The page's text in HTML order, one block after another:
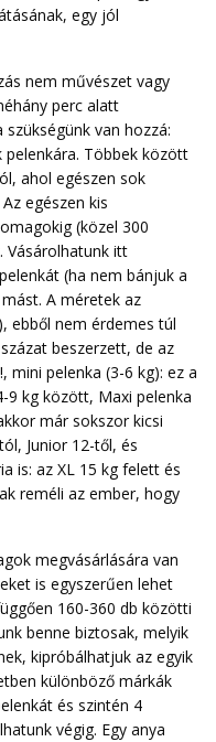
egy jól
nem művészet vagy
perc alatt
van hozzá:
Többek között
ahol egészen sok
egészen kis
(közel 300
Vásárolhatunk itt
(ha nem bánjuk a
A méretek az
ebből nem érdemes túl
beszerzett, de az
mini pelenka (3-6 kg): ez a
kg között, Maxi pelenka
már sokszor kicsi
Junior 12-től, és
is: az XL 15 kg felett és
reméli az ember, hogy
megvásárlására van
is egyszerűen lehet
160-360 db közötti
benne biztosak, melyik
kipróbálhatjuk az egyik
különböző márkák
és szintén 4
végig. Egy anya